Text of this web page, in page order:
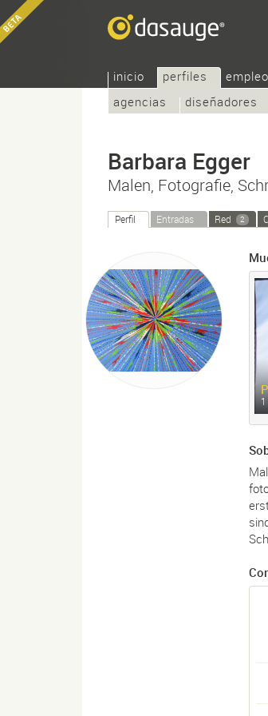
inicio
perfiles
agencias
diseñadores
Barbara Egger
Malen, Fotografie,
Perfil Entradas Red 2
1